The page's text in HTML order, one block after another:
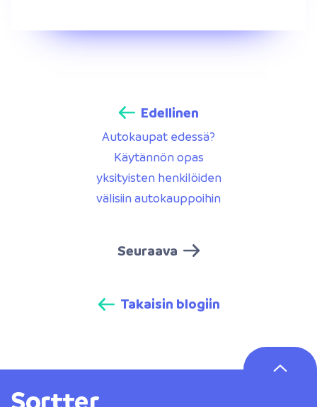
Edellinen
Autokaupat edessä?
Käytännön opas
yksityisten henkilöiden
välisiin autokauppoihin
Seuraava
Takaisin blogiin